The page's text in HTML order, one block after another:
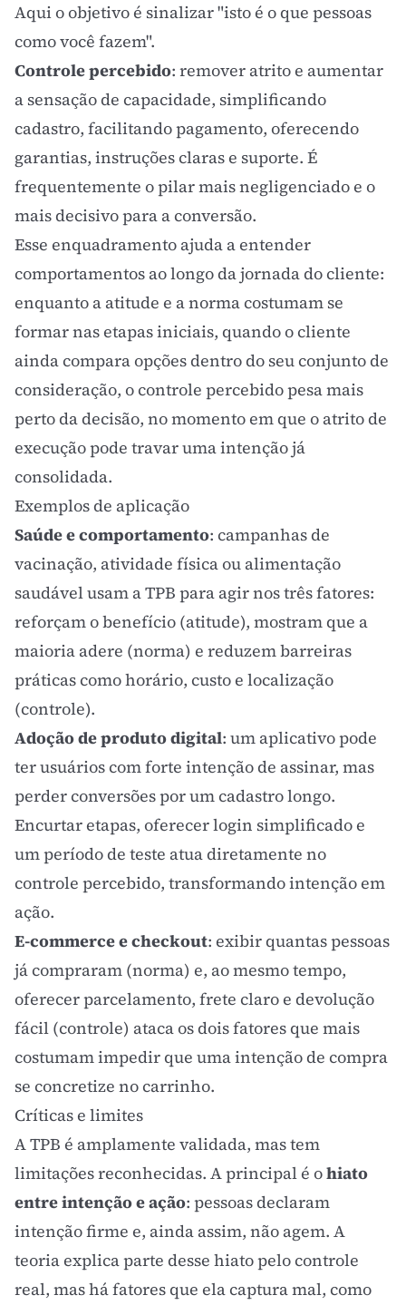
Aqui o objetivo é sinalizar "isto é o que pessoas
como você fazem".
Controle percebido: remover atrito e aumentar
a sensação de capacidade, simplificando
cadastro, facilitando pagamento, oferecendo
garantias, instruções claras e suporte. É
frequentemente o pilar mais negligenciado e o
mais decisivo para a conversão.
Esse enquadramento ajuda a entender
comportamentos ao longo dajornada do cliente:
enquanto a atitude e a norma costumam se
formar nas etapas iniciais, quando o cliente
ainda compara opções dentro do seuconjunto de
consideração, o controle percebido pesa mais
perto da decisão, no momento em que o atrito de
execução pode travar uma intenção já
consolidada.
Exemplos de aplicação
Saúde e comportamento: campanhas de
vacinação, atividade física ou alimentação
saudável usam a TPB para agir nos três fatores:
reforçam o benefício (atitude), mostram que a
maioria adere (norma) e reduzem barreiras
práticas como horário, custo e localização
(controle).
Adoção de produto digital: um aplicativo pode
ter usuários com forte intenção de assinar, mas
perder conversões por um cadastro longo.
Encurtar etapas, oferecer login simplificado e
um período de teste atua diretamente no
controle percebido, transformando intenção em
ação.
E-commerce echeckout: exibir quantas pessoas
já compraram (norma) e, ao mesmo tempo,
oferecer parcelamento, frete claro e devolução
fácil (controle) ataca os dois fatores que mais
costumam impedir que uma intenção de compra
se concretize no carrinho.
Críticas e limites
A TPB é amplamente validada, mas tem
limitações reconhecidas. A principal é ohiato
entre intenção e ação: pessoas declaram
intenção firme e, ainda assim, não agem. A
teoria explica parte desse hiato pelo controle
real, mas há fatores que ela captura mal, como